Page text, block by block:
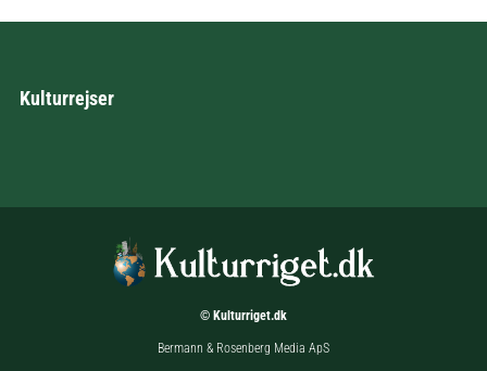
Kulturrejser
© Kulturriget.dk
Bermann & Rosenberg Media ApS